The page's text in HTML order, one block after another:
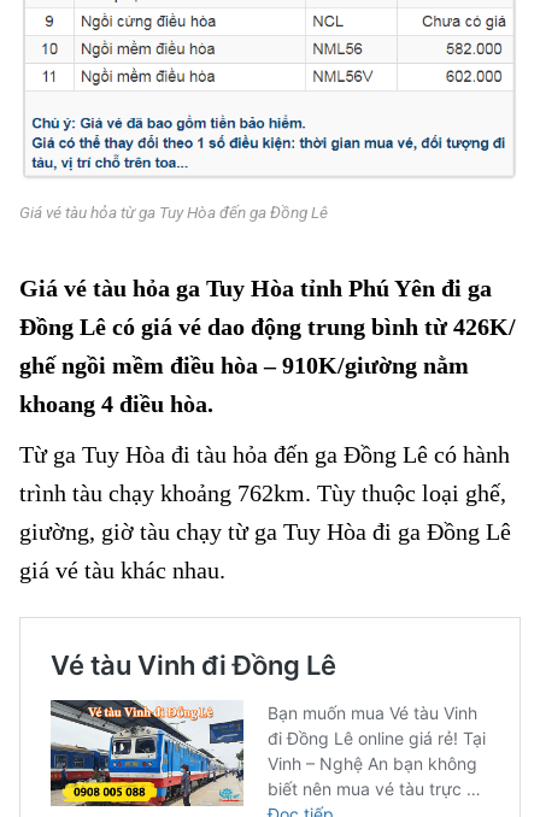
Giá vé tàu hỏa từ ga Tuy Hòa đến ga Đồng Lê
Giá vé tàu hỏa ga Tuy Hòa tỉnh Phú Yên đi ga
Đồng Lê có giá vé dao động trung bình từ 426K/
ghế ngồi mềm điều hòa – 910K/giường nằm
khoang 4 điều hòa.
Từ ga Tuy Hòa đi tàu hỏa đến ga Đồng Lê có hành
trình tàu chạy khoảng 762km. Tùy thuộc loại ghế,
giường, giờ tàu chạy từ ga Tuy Hòa đi ga Đồng Lê
giá vé tàu khác nhau.